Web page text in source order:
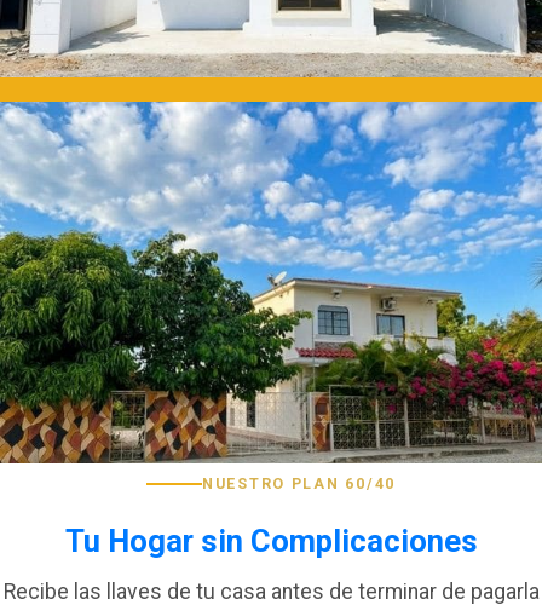
NUESTRO PLAN 60/40
Tu Hogar sin Complicaciones
Recibe las llaves de tu casa antes de terminar de pagarla